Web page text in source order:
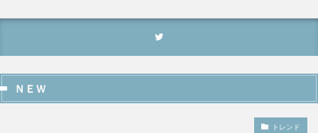
ＮＥＷ
トレンド